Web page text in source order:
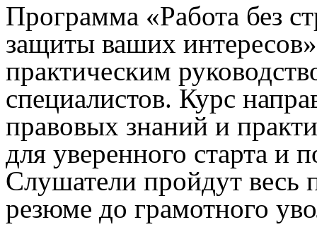
Программа «Работа без
защиты ваших
практическим
специалистов. Курс
правовых знаний и
для уверенного старта и
Слушатели пройдут весь
резюме до грамотного